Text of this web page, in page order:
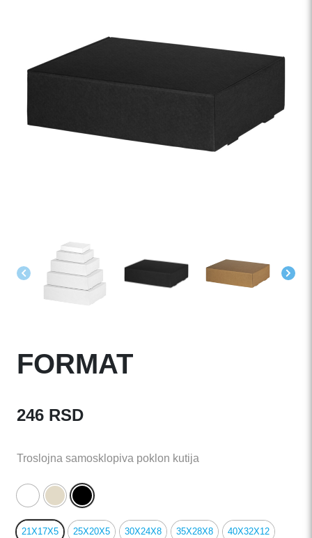
FORMAT
246 RSD
Troslojna samosklopiva poklon kutija
21X17X5 25X20X5 30X24X8 35X28X8 40X32X12